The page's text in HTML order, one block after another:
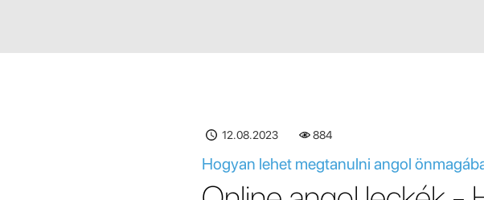
12.08.2023 885
Hogyan lehet megtanulni angol